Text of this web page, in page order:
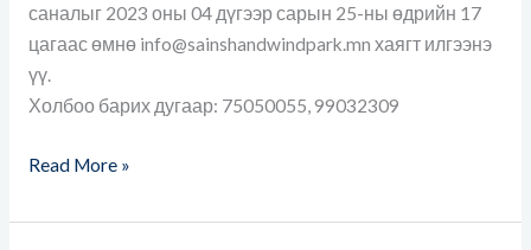
саналыг 2023 оны 04 дүгээр сарын 25-ны өдрийн 17
цагаас өмнө info@sainshandwindpark.mn хаягт илгээнэ
үү.
Холбоо барих дугаар: 75050055, 99032309
Read More »